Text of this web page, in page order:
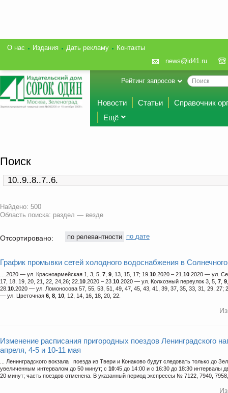
О нас Издания Дать рекламу
Контакты
news@id41.ru
Рейтинг запросов
Новости Статьи
Справочник
Ещё
Поиск
Найдено: 500
Область поиска: раздел — везде
Отсортировано: по релевантности по дате
График промывки сетей холодного водоснабжения в
....2020 — ул. Красноармейская 1, 3, 5, 7 9 , 13, 15, 17; 19. 10 .2020 – 21. 10 .2020 — ул.
17, 18, 19, 20, 21, 22, 24,26; 22. 10 .2020 – 23. 10 .2020 — ул. Колхозный переулок 3, 5, 7 9
28. 10 .2020 — ул. Ломоносова 57, 55, 53, 51, 49, 47, 45, 43, 41, 39, 37, 35, 33, 31, 29, 27;
— ул. Цветочная 6 8 10 , 12, 14, 16, 18, 20, 22.
Изменение расписания пригородных поездов Ленинградского
апреля, 4-5 и 10-11 мая
... Ленинградского вокзала поезда из Твери и Конаково будут следовать только до
увеличенным интервалом до 50 минут; c 10:45 до 14:00 и с 16:30 до 18:30 интервалы
20 минут; часть поездов отменена. В указанный период экспрессы № 7122, 7940,